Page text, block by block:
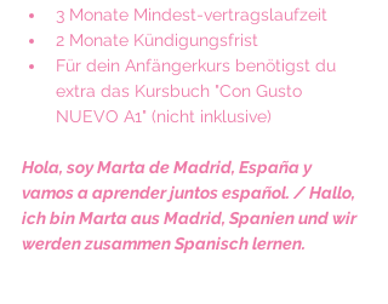
3 Monate Mindest-vertragslaufzeit
2 Monate Kündigungsfrist
Für dein Anfängerkurs benötigst du
extra das Kursbuch "Con Gusto
NUEVO A1" (nicht inklusive)
Hola, soy Marta de Madrid, España y
vamos a aprender juntos español. / Hallo,
ich bin Marta aus Madrid, Spanien und wir
werden zusammen Spanisch lernen.